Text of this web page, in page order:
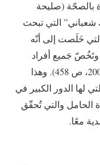
بالصحّة (صليحة
“مالك شعباني” التي تبحث
خَلَصت إلى أنّه
جَميع أفراد
المُجتمع بنَشر التَّوعية الصِّحيّة (شعباني،2006، ص 458). وهذا
لها الدور الكبير في
الحامل والتي تُحقّق
معًا.